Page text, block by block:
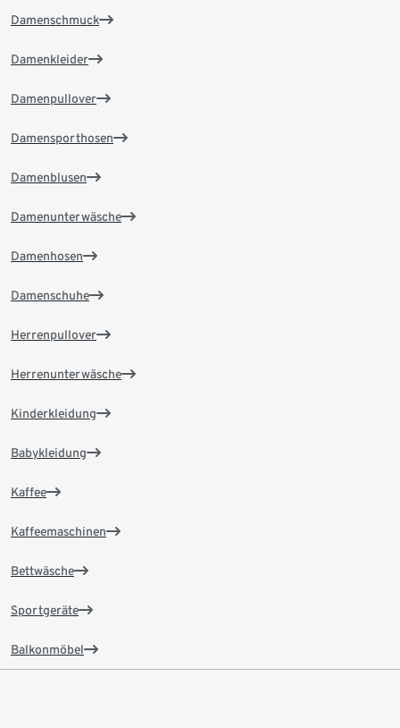
Damenschmuck
Damenkleider
Damenpullover
Damensporthosen
Damenblusen
Damenunterwäsche
Damenhosen
Damenschuhe
Herrenpullover
Herrenunterwäsche
Kinderkleidung
Babykleidung
Kaffee
Kaffeemaschinen
Bettwäsche
Sportgeräte
Balkonmöbel